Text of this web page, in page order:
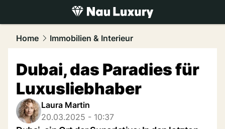
luxury.NAU.ch
Home Immobilien & Interieur
Dubai, das Paradies für
Luxusliebhaber
Laura Martin
20.03.2025 - 10:37